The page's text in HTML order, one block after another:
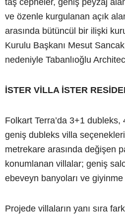
ve özenle kurgulanan açık
arasında bütüncül bir ilişki
Kurulu Başkanı Mesut Sancak
nedeniyle Tabanlıoğlu
İSTER VİLLA İSTER
Folkart Terra’da 3+1
geniş dubleks villa
metrekare arasında değişen
konumlanan villalar; geniş
ebeveyn banyoları ve giyinme
Projede villaların yanı sıra